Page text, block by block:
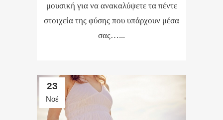
μουσική για να ανακαλύψετε τα πέντε
στοιχεία της φύσης που υπάρχουν μέσα
σας…...
23
Νοέ